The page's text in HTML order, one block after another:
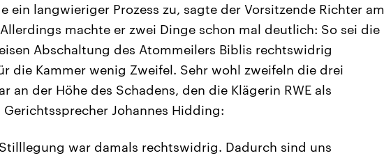
ein langwieriger Prozess zu, sagte der Vorsitzende Richter am
machte er zwei Dinge schon mal deutlich: So sei die
Abschaltung des Atommeilers Biblis rechtswidrig
die Kammer wenig Zweifel. Sehr wohl zweifeln die drei
an der Höhe des Schadens, den die Klägerin RWE als
Johannes Hidding:
war damals rechtswidrig. Dadurch sind uns